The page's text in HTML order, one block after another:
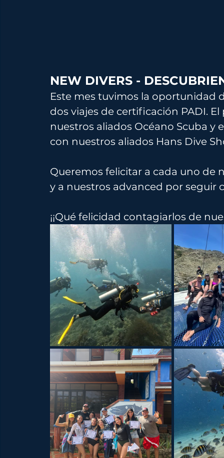
NEW DIVERS -
Este mes tuvimos la oportunidad
dos viajes de certificación PADI.
nuestros aliados Océano Scuba y
con nuestros aliados Hans Dive
Queremos felicitar a cada uno de
y a nuestros advanced por seguir
¡¡Qué felicidad contagiarlos de